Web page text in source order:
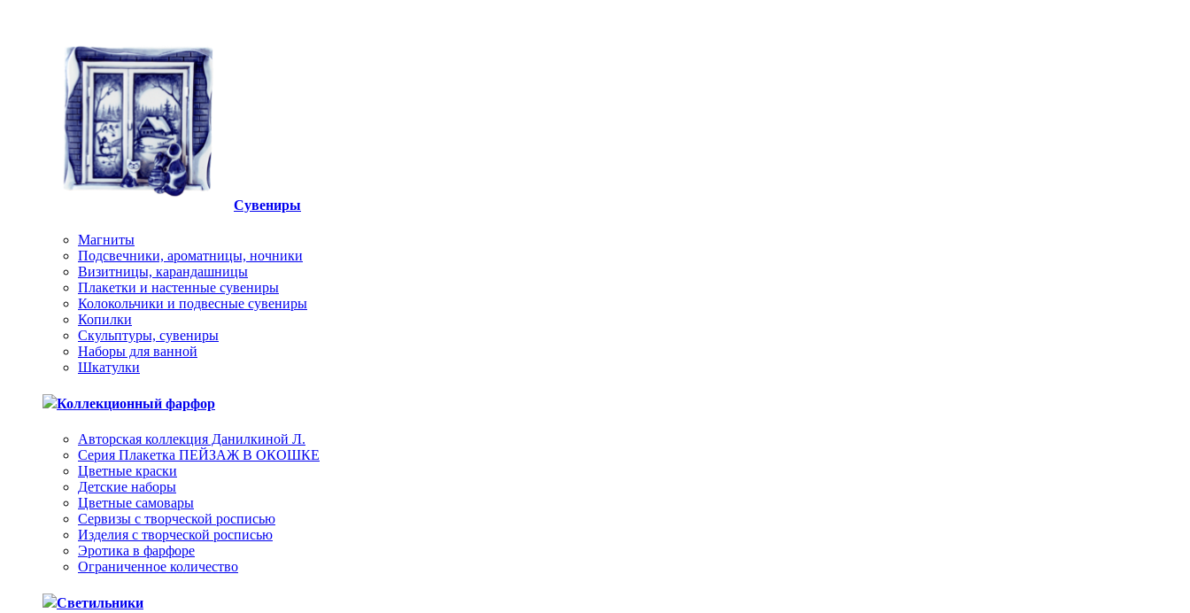
Сувениры
Магниты
Подсвечники, ароматницы, ночники
Визитницы, карандашницы
Плакетки и настенные сувениры
Колокольчики и подвесные сувениры
Копилки
Скульптуры, сувениры
Наборы для ванной
Шкатулки
Коллекционный фарфор
Авторская коллекция Данилкиной Л.
Серия Плакетка ПЕЙЗАЖ В ОКОШКЕ
Цветные краски
Детские наборы
Цветные самовары
Сервизы с творческой росписью
Изделия с творческой росписью
Эротика в фарфоре
Ограниченное количество
Светильники